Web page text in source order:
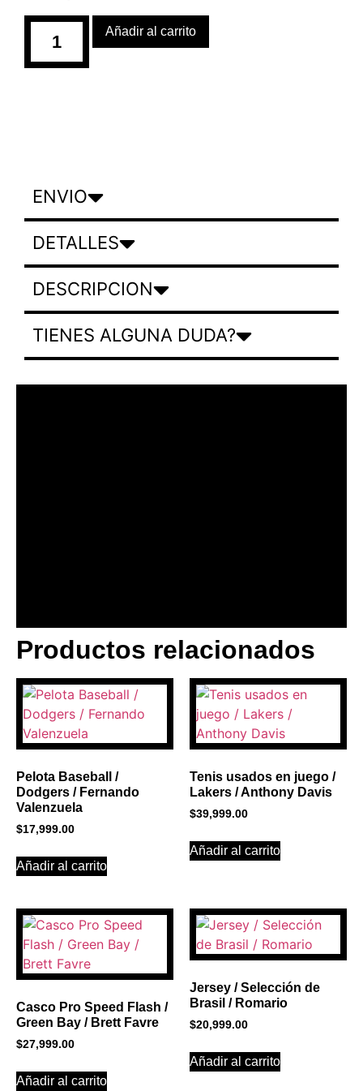
Añadir al carrito
ENVIO
DETALLES
DESCRIPCION
TIENES ALGUNA DUDA?
BANNER CON
PROMOCIONES 1
Click Here
Productos relacionados
Pelota Baseball /
Dodgers / Fernando
Valenzuela
$17,999.00
Añadir al carrito
Tenis usados en juego /
Lakers / Anthony Davis
$39,999.00
Añadir al carrito
Casco Pro Speed Flash /
Green Bay / Brett Favre
$27,999.00
Añadir al carrito
Jersey / Selección de
Brasil / Romario
$20,999.00
Añadir al carrito